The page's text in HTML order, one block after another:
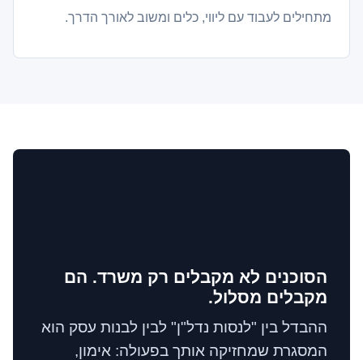
מתחילים לעבוד עם ליווי, כלים ומשוב לאורך הדרך.
הסוכנים לא מקבלים רק משרד. הם
מקבלים מסלול.
ההבדל בין "לנסות נדל"ן" לבין לבנות עסק הוא
המסגרת שמחזיקה אותך בפעולה: אימון,